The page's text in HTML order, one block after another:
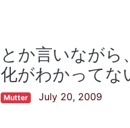
とか言いなが
化がわかってな
Mutter July 20, 2009